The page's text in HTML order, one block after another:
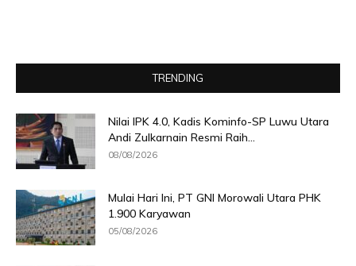
TRENDING
Nilai IPK 4.0, Kadis Kominfo-SP Luwu Utara
Andi Zulkarnain Resmi Raih...
08/08/2026
Mulai Hari Ini, PT GNI Morowali Utara PHK
1.900 Karyawan
05/08/2026